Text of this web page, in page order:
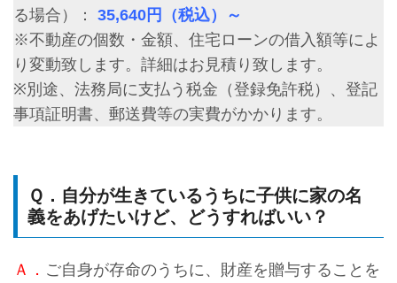
る場合）： 35,640円（税込）～
※不動産の個数・金額、住宅ローンの借入額等によ
り変動致します。詳細はお見積り致します。
※別途、法務局に支払う税金（登録免許税）、登記
事項証明書、郵送費等の実費がかかります。
Ｑ．自分が生きているうちに子供に家の名
義をあげたいけど、どうすればいい？
Ａ． ご自身が存命のうちに、財産を贈与することを